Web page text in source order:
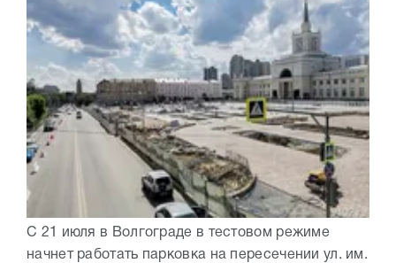
С 21 июля в Волгограде в тестовом режиме
начнет работать парковка на пересечении ул. им.